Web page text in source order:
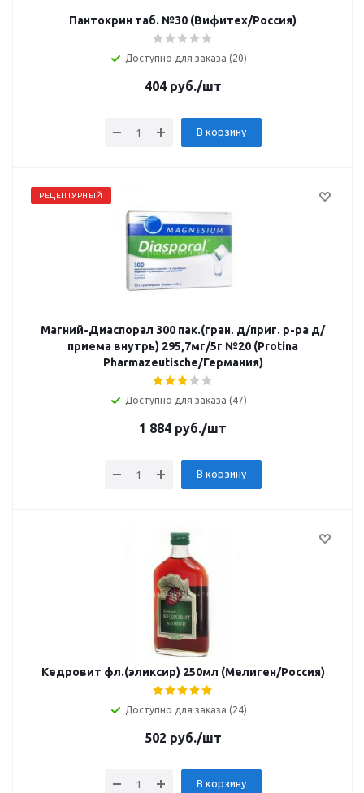
Пантокрин таб. №30 (Вифитех/Россия)
Доступно для заказа (20)
404руб./шт
В корзину
РЕЦЕПТУРНЫЙ
Магний-Диаспорал 300 пак.(гран. д/приг. р-ра д/
приема внутрь) 295,7мг/5г №20 (Protina
Pharmazeutische/Германия)
Доступно для заказа (47)
1 884 руб./шт
В корзину
Кедровит фл.(эликсир) 250мл (Мелиген/Россия)
Доступно для заказа (24)
502 руб./шт
В корзину